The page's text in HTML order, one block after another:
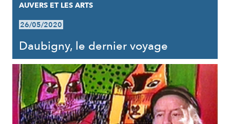
AUVERS ET LES ARTS
26/05/2020
Daubigny, le dernier voyage